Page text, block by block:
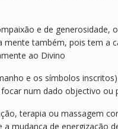
e de
mente também, pois tem
ao Divino
e os símbolos
num dado objectivo ou
terapia ou massagem
mudança de energizacão